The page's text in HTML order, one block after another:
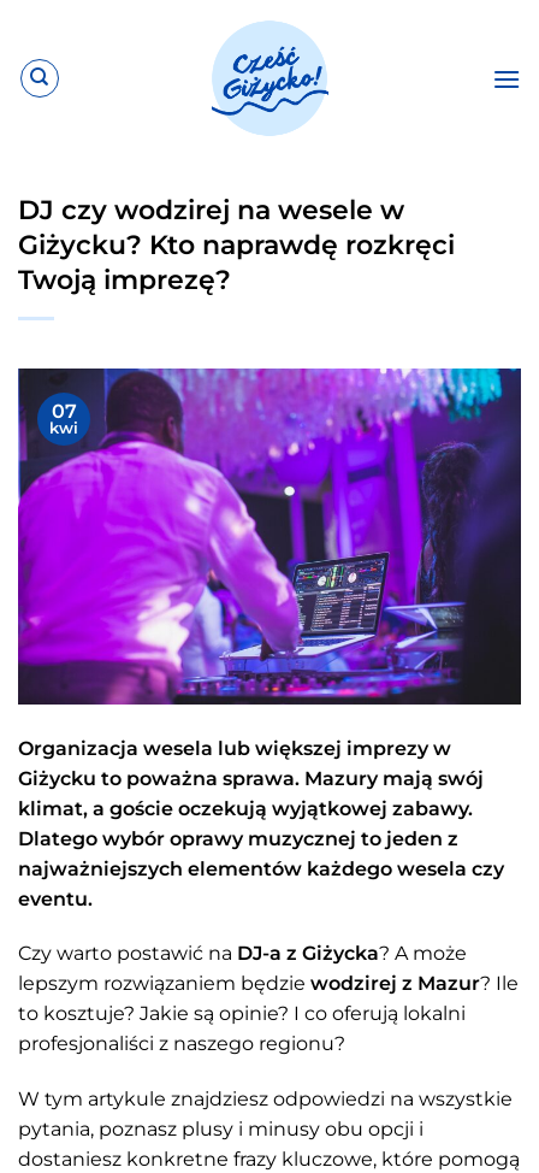
zawartości
DJ czy wodzirej na wesele w
Giżycku? Kto naprawdę rozkręci
Twoją imprezę?
07
kwi
Organizacja wesela lub większej imprezy w
Giżycku to poważna sprawa. Mazury mają swój
klimat, a goście oczekują wyjątkowej zabawy.
Dlatego wybór oprawy muzycznej to jeden z
najważniejszych elementów każdego wesela czy
eventu.
Czy warto postawić na DJ-a z Giżycka? A może
lepszym rozwiązaniem będzie wodzirej z Mazur? Ile
to kosztuje? Jakie są opinie? I co oferują lokalni
profesjonaliści z naszego regionu?
W tym artykule znajdziesz odpowiedzi na wszystkie
pytania, poznasz plusy i minusy obu opcji i
dostaniesz konkretne frazy kluczowe, które pomogą